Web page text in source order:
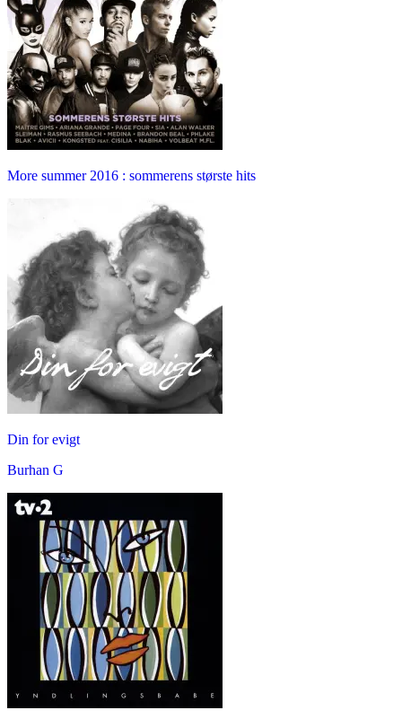
More summer 2016 : sommerens største hits
Din for evigt
Burhan G